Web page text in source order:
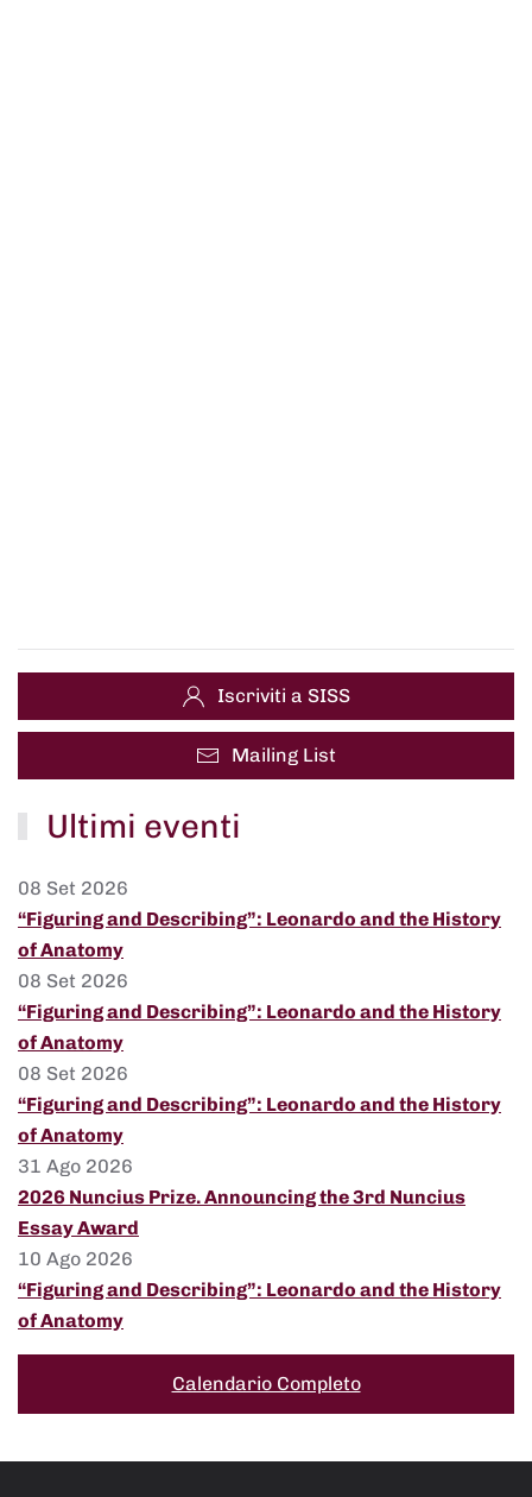
Iscriviti a SISS
Mailing List
Ultimi eventi
08 Set 2026
“Figuring and Describing”: Leonardo and the History
of Anatomy
08 Set 2026
“Figuring and Describing”: Leonardo and the History
of Anatomy
08 Set 2026
“Figuring and Describing”: Leonardo and the History
of Anatomy
31 Ago 2026
2026 Nuncius Prize. Announcing the 3rd Nuncius
Essay Award
10 Ago 2026
“Figuring and Describing”: Leonardo and the History
of Anatomy
Calendario Completo